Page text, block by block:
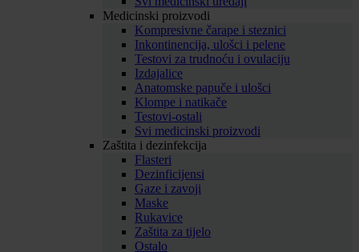
Medicinski proizvodi
Kompresivne čarape i steznici
Inkontinencija, ulošci i pelene
Testovi za trudnoću i ovulaciju
Izdajalice
Anatomske papuče i ulošci
Klompe i natikače
Testovi-ostali
Svi medicinski proizvodi
Zaštita i dezinfekcija
Flasteri
Dezinficijensi
Gaze i zavoji
Maske
Rukavice
Zaštita za tijelo
Ostalo